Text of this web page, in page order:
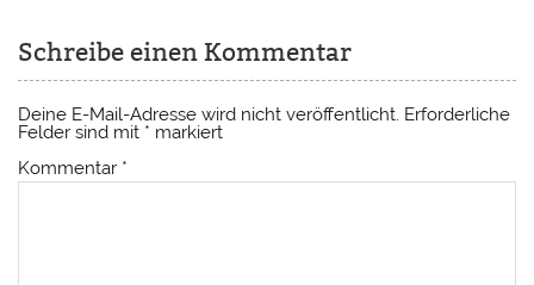
Schreibe einen Kommentar
Deine E-Mail-Adresse wird nicht veröffentlicht. Erforderliche
Felder sind mit * markiert
Kommentar *